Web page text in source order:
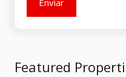
Featured